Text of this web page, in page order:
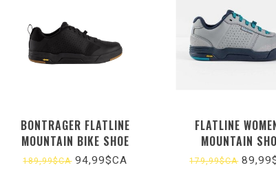
BONTRAGER FLATLINE
MOUNTAIN BIKE SHOE
189,99$CA94,99$CA
FLATLINE
MOUNTAIN
179,99$CA